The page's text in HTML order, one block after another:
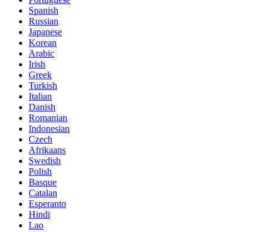
Spanish
Russian
Japanese
Korean
Arabic
Irish
Greek
Turkish
Italian
Danish
Romanian
Indonesian
Czech
Afrikaans
Swedish
Polish
Basque
Catalan
Esperanto
Hindi
Lao